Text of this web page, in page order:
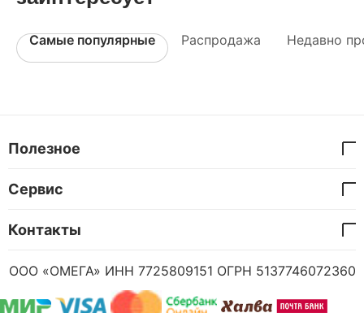
Самые популярные Распродажа Недавно
Полезное
Сервис
Контакты
ООО «ОМЕГА» ИНН 7725809151 ОГРН 5137746072360